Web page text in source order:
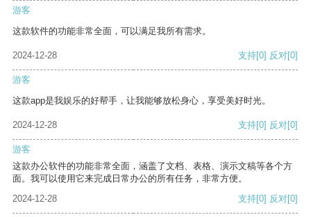
游客
这款软件的功能非常全面，可以满足我所有需求。
2024-12-28 支持[0] 反对[0]
游客
这款app是我娱乐的好帮手，让我能够放松身心，享受美好时光。
2024-12-28 支持[0] 反对[0]
游客
这款办公软件的功能非常全面，涵盖了文档、表格、演示文稿等各个方
面。我可以使用它来完成日常办公的所有任务，非常方便。
2024-12-28
支持[0] 反对[0]